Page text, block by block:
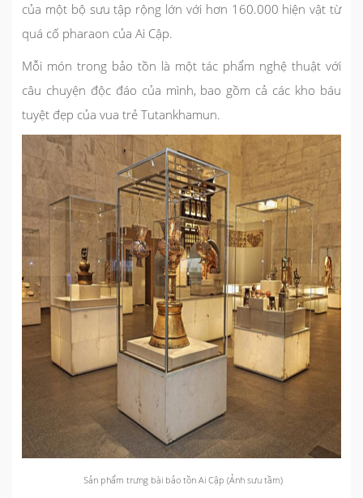
của một bộ sưu tập rộng lớn với hơn 160.000 hiện vật từ
quá cố pharaon của Ai Cập.
Mỗi món trong bảo tồn là một tác phẩm nghệ thuật với
câu chuyện độc đáo của mình, bao gồm cả các kho báu
tuyệt đẹp của vua trẻ Tutankhamun.
Sản phẩm trưng bài bảo tồn Ai Cập (Ảnh sưu tầm)